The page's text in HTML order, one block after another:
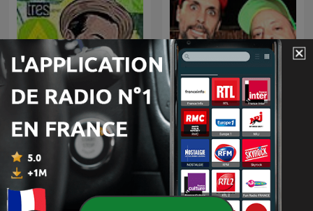
Tres Patines y La
Tremenda Corte Show
Arriba Los Fonos